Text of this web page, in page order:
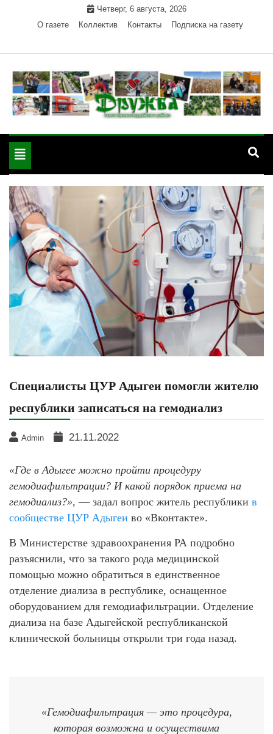
Четверг, 6 августа, 2026
О газете
Коллектив Контакты Подписка на газету
"Дружба" — газета
района РА
Красногвардейского района Республики Адыгея
Toggle
navigation
Специалисты ЦУР Адыгеи помогли жителю
республики записаться на гемодиализ
Admin 21.11.2022
«Где в Адыгее можно пройти процедуру
гемодиафильтрации? И какой порядок приема на
гемодиализ?», — задал вопрос житель республики в
сообществе ЦУР Адыгеи во «Вконтакте».
В Министерстве здравоохранения РА подробно
разъяснили, что за такого рода медицинской
помощью можно обратиться в единственное
отделение диализа в республике, оснащенное
оборудованием для гемодиафильтрации. Отделение
диализа на базе Адыгейской республиканской
клинической больницы открыли три года назад.
«Гемодиафильтрация — этопроцедура,
которая возможна и осуществима